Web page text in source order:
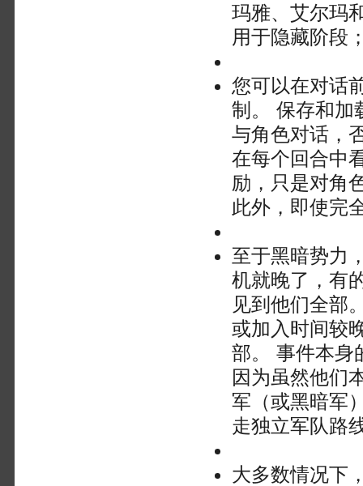
玛雅、艾尔玛
用于隐藏阶段
您可以在对话
制。 保存和加
与角色对话，
在每个回合中
励，只是对角
此外，即使完
至于黑暗势力
机就晚了，有
见到他们全部
或加入时间较
部。 事件本身
因为虽然他们
军（或黑暗军
走独立军队路
大多数情况下